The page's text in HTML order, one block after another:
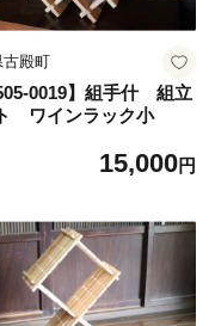
古殿町
0019】組手什 組立
ワインラック小
15,000円